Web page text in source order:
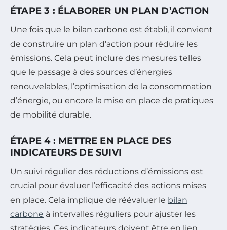
ÉTAPE 3 : ÉLABORER UN PLAN D’ACTION
Une fois que le bilan carbone est établi, il convient
de construire un plan d’action pour réduire les
émissions. Cela peut inclure des mesures telles
que le passage à des sources d’énergies
renouvelables, l’optimisation de la consommation
d’énergie, ou encore la mise en place de pratiques
de mobilité durable.
ÉTAPE 4 : METTRE EN PLACE DES
INDICATEURS DE SUIVI
Un suivi régulier des réductions d’émissions est
crucial pour évaluer l’efficacité des actions mises
en place. Cela implique de réévaluer le bilan
carbone à intervalles réguliers pour ajuster les